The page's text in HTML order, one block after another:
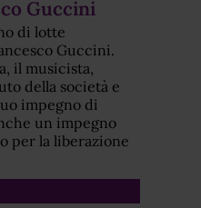
Guccini
di lotte
Guccini.
il musicista,
della società e
impegno di
un impegno
per la liberazione